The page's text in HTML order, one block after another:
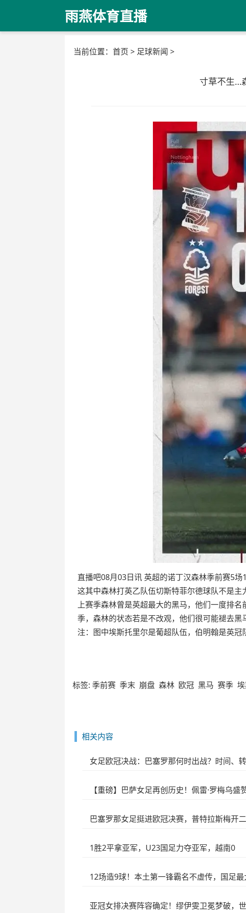
雨燕体育直播
当前位置： 首页 > 足球新闻 >
寸草不生…
直播吧08月03日讯 英超的诺丁汉森林季前赛5场
这其中森林打英乙队伍切斯特菲尔德球队不是主
上赛季森林曾是英超最大的黑马，他们一度排
季，森林的状态若是不改观，他们很可能褪去黑
注：图中埃斯托里尔是葡超队伍，伯明翰是英冠
标签: 季前赛 季末 崩盘 森林 欧冠 黑马 赛季
相关内容
女足欧冠决战：巴塞罗那何时出战？时间、
【重磅】巴萨女足再创历史！佩雷·罗梅乌
巴塞罗那女足挺进欧冠决赛，普特拉斯梅开
1胜2平拿亚军，U23国足力夺亚军，越南0
12场造9球！本土第一锋霸名不虚传，国足
亚冠女排决赛阵容确定！缪伊雯卫冕梦破，